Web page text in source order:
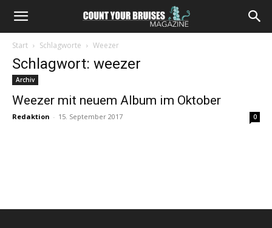
Start Schlagworte Weezer
Schlagwort: weezer
Archiv
Weezer mit neuem Album im Oktober
Redaktion - 15. September 2017 0